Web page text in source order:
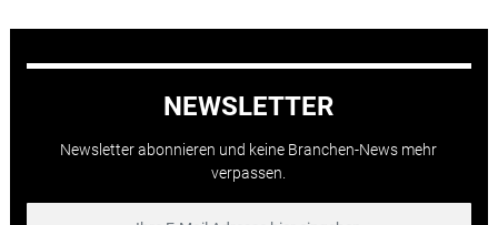
NEWSLETTER
Newsletter abonnieren und keine Branchen-News mehr
verpassen.